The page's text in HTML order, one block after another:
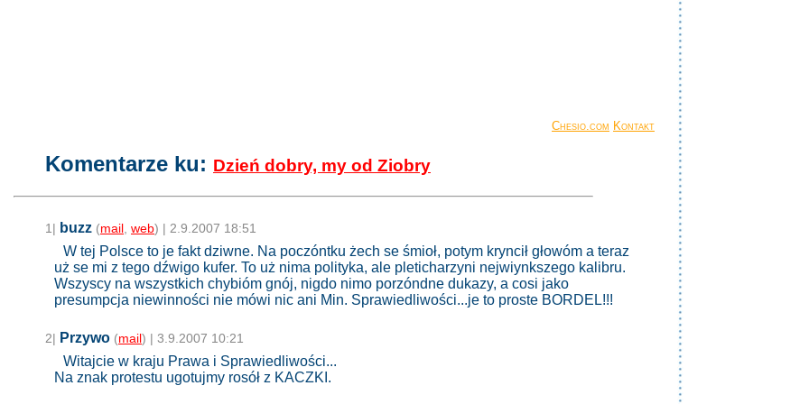
Chesio.com Kontakt
Komentarze ku: Dzień dobry, my od Ziobry
1| buzz (mail web) | 2.9.2007 18:51
W tej Polsce to je fakt dziwne. Na poczóntku żech se śmioł, potym kryncił głowóm a teraz
uż se mi z tego dźwigo kufer. To uż nima polityka, ale pleticharzyni nejwiynkszego kalibru.
Wszyscy na wszystkich chybióm gnój, nigdo nimo porzóndne dukazy, a cosi jako
presumpcja niewinności nie mówi nic ani Min. Sprawiedliwości...je to proste BORDEL!!!
2| Przywo (mail) | 3.9.2007 10:21
Witajcie w kraju Prawa i Sprawiedliwości...
Na znak protestu ugotujmy rosół z KACZKI.